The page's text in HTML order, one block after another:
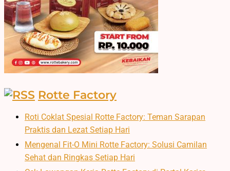
Rotte Factory
Roti Coklat Spesial Rotte Factory: Teman Sarapan
Praktis dan Lezat Setiap Hari
Mengenal Fit-O Mini Rotte Factory: Solusi Camilan
Sehat dan Ringkas Setiap Hari